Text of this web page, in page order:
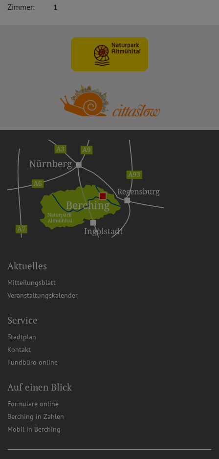
Zimmer:
1
Aktuelles
Mitteilungsblatt
Veranstaltungskalender
Service
Stadtplan
Kontakt
Fundbüro online
Auf einen Blick
Formulare online
Berching in Zahlen
Mobil in Berching